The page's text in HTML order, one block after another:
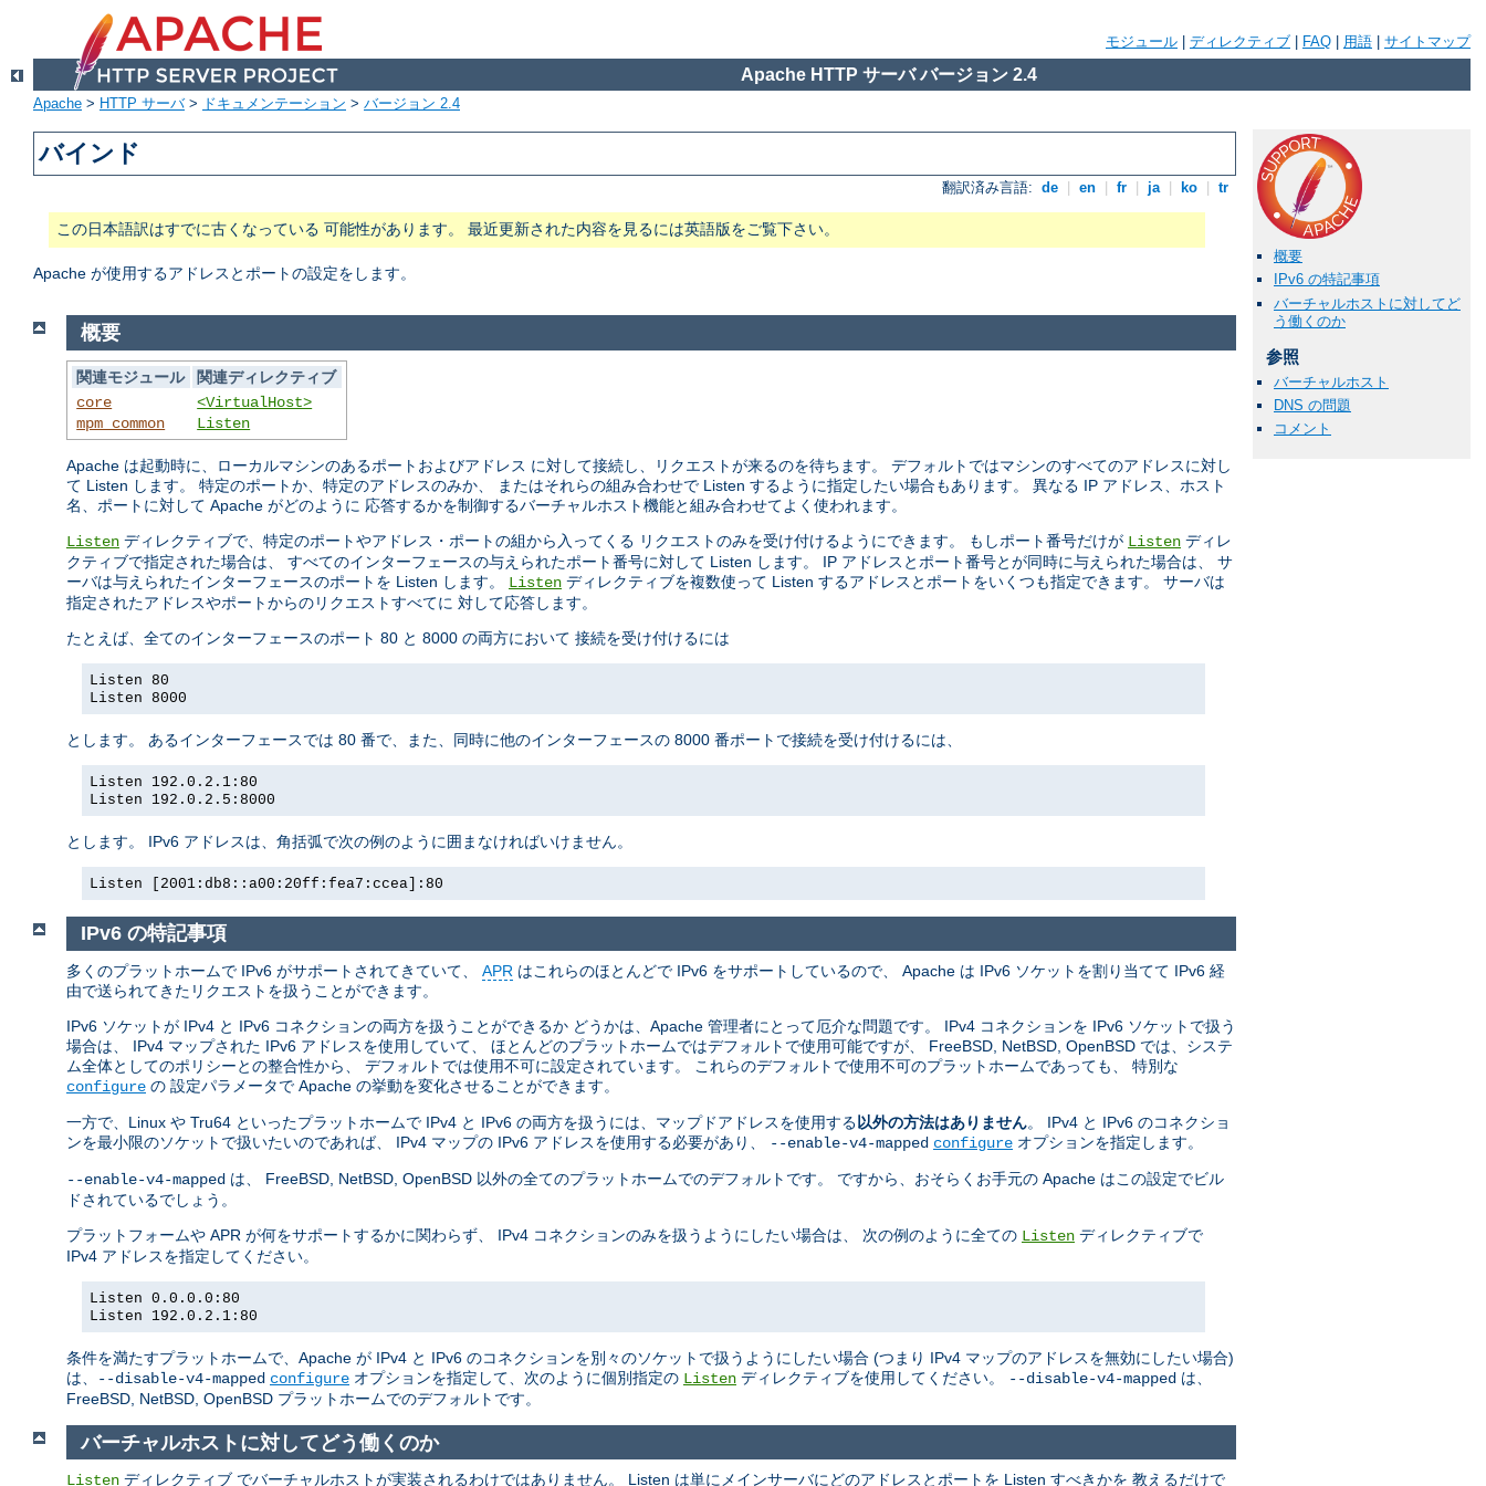
モジュール ディレクティブ FAQ 用語 サイトマップ
Apache HTTP サーバ バージョン 2.4
Apache > HTTP サーバ> ドキュメンテーション > バージョン 2.4
バインド
翻訳済み言語: de en fr ja ko tr
この日本語訳はすでに古くなっている 可能性があります。 最近更新された内容を見るには英語版をご覧下さい。
Apache が使用するアドレスとポートの設定をします。
概要
IPv6 の特記事項
バーチャルホストに対してど
う働くのか
参照
バーチャルホスト
DNS の問題
コメント
概要
関連モジュール
関連ディレクティブ
core
mpm_common
<VirtualHost>
Listen
Apache は起動時に、ローカルマシンのあるポートおよびアドレス に対して接続し、リクエストが来るのを待ちます。 デフォルトではマシンのすべてのアドレスに対し
て Listen します。 特定のポートか、特定のアドレスのみか、 またはそれらの組み合わせで Listen するように指定したい場合もあります。 異なる IP アドレス、ホスト
名、ポートに対して Apache がどのように 応答するかを制御するバーチャルホスト機能と組み合わせてよく使われます。
Listen ディレクティブで、特定のポートやアドレス・ポートの組から入ってくる リクエストのみを受け付けるようにできます。 もしポート番号だけが Listen ディレ
クティブで指定された場合は、 すべてのインターフェースの与えられたポート番号に対して Listen します。 IP アドレスとポート番号とが同時に与えられた場合は、 サ
ーバは与えられたインターフェースのポートを Listen します。 Listen ディレクティブを複数使って Listen するアドレスとポートをいくつも指定できます。 サーバは
指定されたアドレスやポートからのリクエストすべてに 対して応答します。
たとえば、全てのインターフェースのポート 80 と 8000 の両方において 接続を受け付けるには
Listen 80
Listen 8000
とします。 あるインターフェースでは 80 番で、また、同時に他のインターフェースの 8000 番ポートで接続を受け付けるには、
Listen 192.0.2.1:80
Listen 192.0.2.5:8000
とします。 IPv6 アドレスは、角括弧で次の例のように囲まなければいけません。
Listen [2001:db8::a00:20ff:fea7:ccea]:80
IPv6 の特記事項
多くのプラットホームで IPv6 がサポートされてきていて、 APR はこれらのほとんどで IPv6 をサポートしているので、 Apache は IPv6 ソケットを割り当てて IPv6 経
由で送られてきたリクエストを扱うことができます。
IPv6 ソケットが IPv4 と IPv6 コネクションの両方を扱うことができるか どうかは、Apache 管理者にとって厄介な問題です。 IPv4 コネクションを IPv6 ソケットで扱う
場合は、 IPv4 マップされた IPv6 アドレスを使用していて、 ほとんどのプラットホームではデフォルトで使用可能ですが、 FreeBSD, NetBSD, OpenBSD では、システ
ム全体としてのポリシーとの整合性から、 デフォルトでは使用不可に設定されています。 これらのデフォルトで使用不可のプラットホームであっても、 特別な
configure の 設定パラメータで Apache の挙動を変化させることができます。
一方で、Linux や Tru64 といったプラットホームで IPv4 と IPv6 の両方を扱うには、マップドアドレスを使用する 以外の方法はありません。 IPv4 と IPv6 のコネクショ
ンを最小限のソケットで扱いたいのであれば、 IPv4 マップの IPv6 アドレスを使用する必要があり、
--enable-v4-mapped configure オプションを指定します。
--enable-v4-mapped は、 FreeBSD, NetBSD, OpenBSD 以外の全てのプラットホームでのデフォルトです。 ですから、おそらくお手元の Apache はこの設定でビル
ドされているでしょう。
プラットフォームや APR が何をサポートするかに関わらず、 IPv4 コネクションのみを扱うようにしたい場合は、 次の例のように全ての Listen ディレクティブで
IPv4 アドレスを指定してください。
Listen 0.0.0.0:80
Listen 192.0.2.1:80
条件を満たすプラットホームで、Apache が IPv4 と IPv6 のコネクションを別々のソケットで扱うようにしたい場合 (つまり IPv4 マップのアドレスを無効にしたい場合)
は、
--disable-v4-mapped configure オプションを指定して、次のように個別指定の Listen ディレクティブを使用してください。 --disable-v4-mapped は、
FreeBSD, NetBSD, OpenBSD プラットホームでのデフォルトです。
バーチャルホストに対してどう働くのか
Listen ディレクティブ でバーチャルホストが実装されるわけではありません。 Listen は単にメインサーバにどのアドレスとポートを Listen すべきかを 教えるだけで